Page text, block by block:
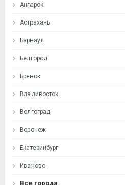
Ангарск
Астрахань
Барнаул
Белгород
Брянск
Владивосток
Волгоград
Воронеж
Екатеринбург
Иваново
Все города